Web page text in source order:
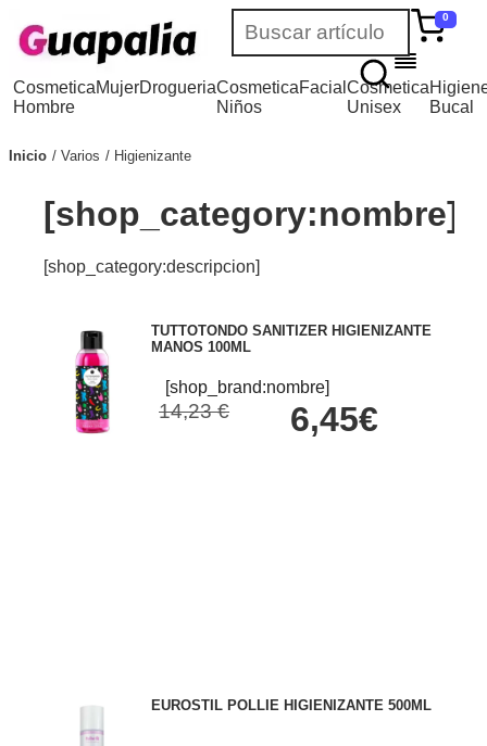
0
Cosmetica
Hombre
MujerDrogueriaCosmetica
Niños
FacialCosmetica
Unisex
Bucal
Inicio Varios Higienizante
[shop_category:nombre]
[shop_category:descripcion]
TUTTOTONDO SANITIZER HIGIENIZANTE
MANOS 100ML
[shop_brand:nombre]
14,23 € 6,45€
EUROSTIL POLLIE HIGIENIZANTE 500ML